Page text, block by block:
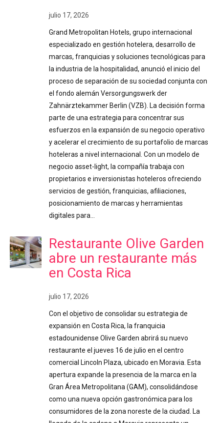
julio 17, 2026
Grand Metropolitan Hotels, grupo internacional
especializado en gestión hotelera, desarrollo de
marcas, franquicias y soluciones tecnológicas para
la industria de la hospitalidad, anunció el inicio del
proceso de separación de su sociedad conjunta con
el fondo alemán Versorgungswerk der
Zahnärztekammer Berlin (VZB). La decisión forma
parte de una estrategia para concentrar sus
esfuerzos en la expansión de su negocio operativo
y acelerar el crecimiento de su portafolio de marcas
hoteleras a nivel internacional. Con un modelo de
negocio asset-light, la compañía trabaja con
propietarios e inversionistas hoteleros ofreciendo
servicios de gestión, franquicias, afiliaciones,
posicionamiento de marcas y herramientas
digitales para…
Restaurante Olive Garden
abre un restaurante más
en Costa Rica
julio 17, 2026
Con el objetivo de consolidar su estrategia de
expansión en Costa Rica, la franquicia
estadounidense Olive Garden abrirá su nuevo
restaurante el jueves 16 de julio en el centro
comercial Lincoln Plaza, ubicado en Moravia. Esta
apertura expande la presencia de la marca en la
Gran Área Metropolitana (GAM), consolidándose
como una nueva opción gastronómica para los
consumidores de la zona noreste de la ciudad. La